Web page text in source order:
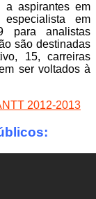
a aspirantes em
em
para analistas
são destinadas
15, carreiras
ser voltados à
2012-2013